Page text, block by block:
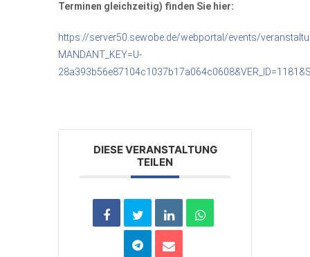
Terminen gleichzeitig) finden Sie hier:
https://server50.sewobe.de/webportal/events/
MANDANT_KEY=U-
DIESE VERANSTALTUNG
TEILEN